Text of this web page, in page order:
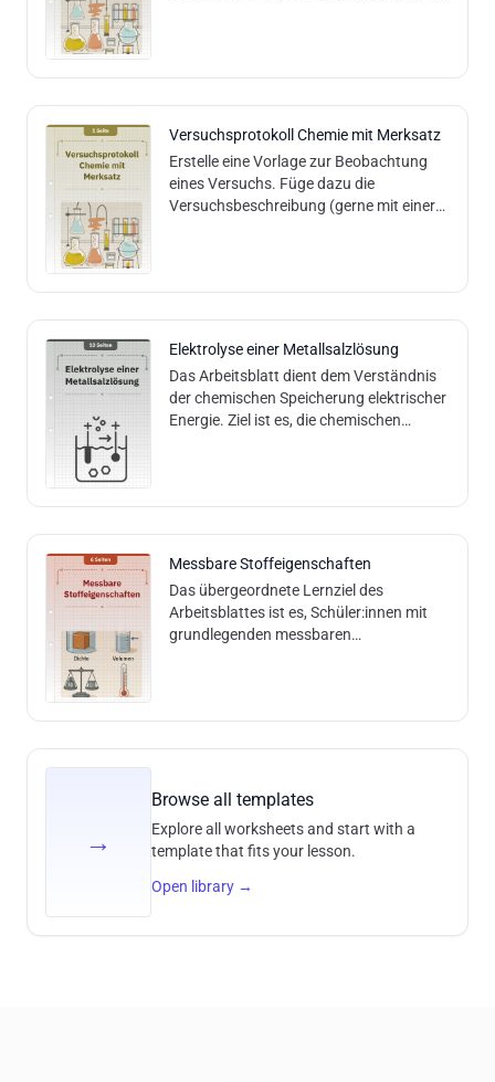
Versuchsprotokoll Chemie mit Merksatz
Erstelle eine Vorlage zur Beobachtung
eines Versuchs. Füge dazu die
Versuchsbeschreibung (gerne mit einer
Elektrolyse einer Metallsalzlösung
Das Arbeitsblatt dient dem Verständnis
der chemischen Speicherung elektrischer
Energie. Ziel ist es, die chemischen
Messbare Stoffeigenschaften
Das übergeordnete Lernziel des
Arbeitsblattes ist es, Schüler:innen mit
grundlegenden messbaren
und Einheiten benennen lernen, die
Bedeutung von Messungen in einfachen
erkennen, wie Anfangsbedingungen,
beispielsweise die Temperatur,
chemische Experimente beeinflussen
können. Inhalte und Methoden: Das
Arbeitsblatt behandelt die Bedeutung
von "messbar" in der Chemie, stellt
→
Browse all templates
Explore all worksheets and start with a
template that fits your lesson.
Open library →